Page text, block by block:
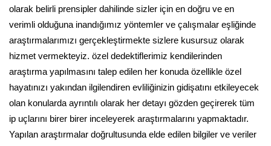
olarak belirli prensipler dahilinde sizler için en doğru ve en
verimli olduğuna inandığımız yöntemler ve çalışmalar eşliğinde
araştırmalarımızı gerçekleştirmekte sizlere kusursuz olarak
hizmet vermekteyiz. özel dedektiflerimiz kendilerinden
araştırma yapılmasını talep edilen her konuda özellikle özel
hayatınızı yakından ilgilendiren evliliğinizin gidişatını etkileyecek
olan konularda ayrıntılı olarak her detayı gözden geçirerek tüm
ip uçlarını birer birer inceleyerek araştırmalarını yapmaktadır.
Yapılan araştırmalar doğrultusunda elde edilen bilgiler ve veriler